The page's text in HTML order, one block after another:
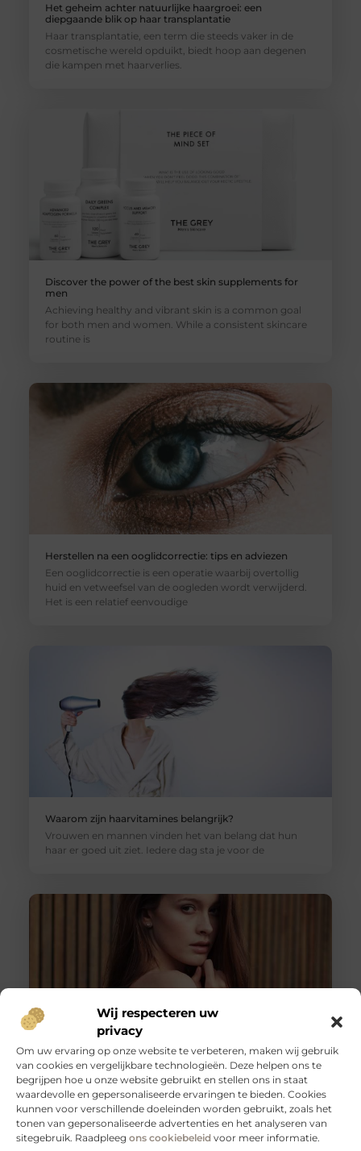
Wij respecteren uw
privacy
Om uw ervaring op onze website te verbeteren, maken wij gebruik
van cookies en vergelijkbare technologieën. Deze helpen ons te
begrijpen hoe u onze website gebruikt en stellen ons in staat
waardevolle en gepersonaliseerde ervaringen te bieden. Cookies
kunnen voor verschillende doeleinden worden gebruikt, zoals het
tonen van gepersonaliseerde advertenties en het analyseren van
sitegebruik. Raadpleeg ons cookiebeleid voor meer informatie.
Het geheim achter natuurlijke haargroei: een
diepgaande blik op haar transplantatie
Haar transplantatie, een term die steeds vaker in de
cosmetische wereld opduikt, biedt hoop aan degenen
die kampen met haarverlies.
Discover the power of the best skin supplements for
men
Achieving healthy and vibrant skin is a common goal
for both men and women. While a consistent skincare
routine is
Herstellen na een ooglidcorrectie: tips en adviezen
Een ooglidcorrectie is een operatie waarbij overtollig
huid en vetweefsel van de oogleden wordt verwijderd.
Het is een relatief eenvoudige
Waarom zijn haarvitamines belangrijk?
Vrouwen en mannen vinden het van belang dat hun
haar er goed uit ziet. Iedere dag sta je voor de
De procedure van een schaamlip correctie
Tegenwoordig maken technologische ontwikkelingen
dat er steeds meer mogelijk is. We kunnen allerlei
ingrepen en procedures doorlopen om een betere